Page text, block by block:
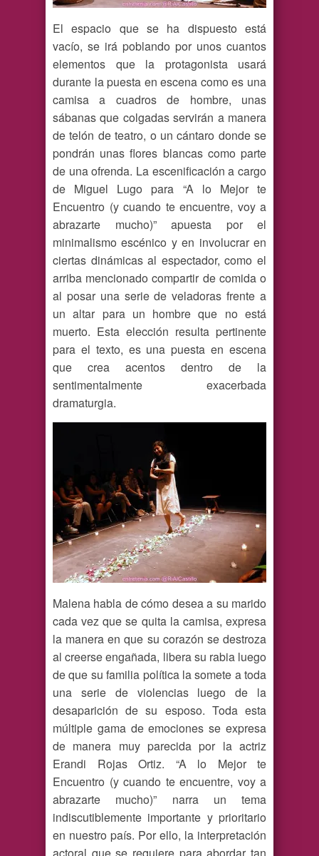
El espacio que se ha dispuesto está
vacío, se irá poblando por unos cuantos
elementos que la protagonista usará
durante la puesta en escena como es una
camisa a cuadros de hombre, unas
sábanas que colgadas servirán a manera
de telón de teatro, o un cántaro donde se
pondrán unas flores blancas como parte
de una ofrenda. La escenificación a cargo
de Miguel Lugo para “A lo Mejor te
Encuentro (y cuando te encuentre, voy a
abrazarte mucho)” apuesta por el
minimalismo escénico y en involucrar en
ciertas dinámicas al espectador, como el
arriba mencionado compartir de comida o
al posar una serie de veladoras frente a
un altar para un hombre que no está
muerto. Esta elección resulta pertinente
para el texto, es una puesta en escena
que crea acentos dentro de la
sentimentalmente exacerbada
dramaturgia.
Malena habla de cómo desea a su marido
cada vez que se quita la camisa, expresa
la manera en que su corazón se destroza
al creerse engañada, libera su rabia luego
de que su familia política la somete a toda
una serie de violencias luego de la
desaparición de su esposo. Toda esta
múltiple gama de emociones se expresa
de manera muy parecida por la actriz
Erandi Rojas Ortiz. “A lo Mejor te
Encuentro (y cuando te encuentre, voy a
abrazarte mucho)” narra un tema
indiscutiblemente importante y prioritario
en nuestro país. Por ello, la interpretación